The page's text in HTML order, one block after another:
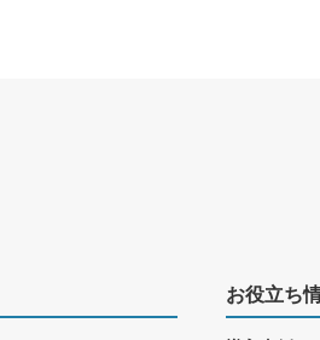
お役立ち